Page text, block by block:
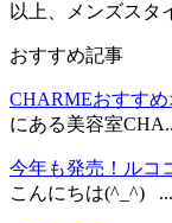
以上、メンズスタ
おすすめ記事
CHARMEおすす
にある美容室
今年も発売！ルコ
こんにちは(^_^) ...